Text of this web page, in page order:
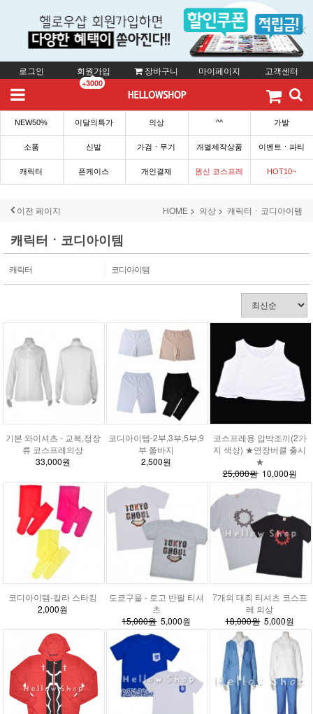
로그인 회원가입
+3000
장바구니 마이페이지 고객센터
NEW50% 이달의특가 의상 ^^ 가발
소품 신발 가검ㆍ무기 개별제작상품 이벤트ㆍ파티
캐릭터 폰케이스 개인결제 원신 코스프레 HOT10~
이전 페이지 HOME 의상 캐릭터ㆍ코디아이템
캐릭터ㆍ코디아이템
캐릭터 코디아이템
기본 와이셔츠 - 교복,정장
류 코스프레의상
33,000원
코디아이템-2부,3부,5부,9
부 쫄바지
2,500원
코스프레용 압박조끼(2가
지 색상) ★연장버클 출시
★
25,000원10,000원
코디아이템-칼라 스타킹
2,000원
도쿄구울 - 로고 반팔 티셔
츠
15,000원5,000원
7개의 대죄 티셔츠 코스프
레 의상
18,000원5,000원